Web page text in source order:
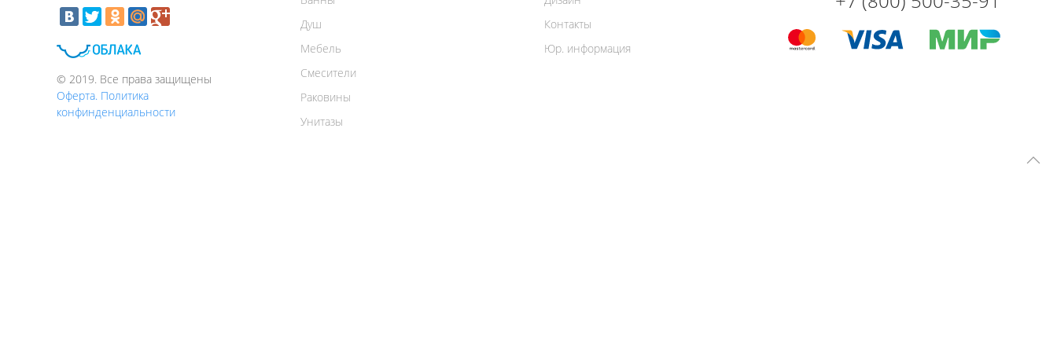
© 2019. Все права защищены
Оферта. Политика
конфинденциальности
Душ
Мебель
Смесители
Раковины
Унитазы
Контакты
Юр. информация